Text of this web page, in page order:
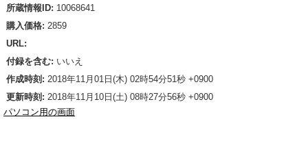
所蔵情報ID: 10068641
購入価格: 2859
URL:
付録を含む: いいえ
作成時刻: 2018年11月01日(木) 02時54分51秒 +0900
更新時刻: 2018年11月10日(土) 08時27分56秒 +0900
パソコン用の画面